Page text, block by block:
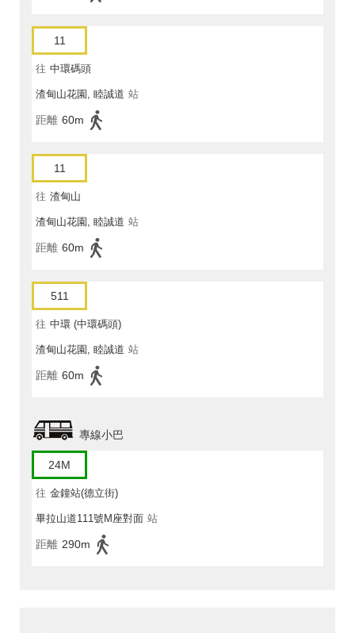
11
往 中環碼頭
渣甸山花園, 睦誠道 站
距離 60m
11
往 渣甸山
渣甸山花園, 睦誠道 站
距離 60m
511
往 中環 (中環碼頭)
渣甸山花園, 睦誠道 站
距離 60m
專線小巴
24M
往 金鐘站(德立街)
畢拉山道111號M座對面 站
距離 290m